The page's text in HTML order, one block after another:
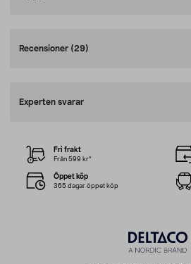
Recensioner (29)
Experten svarar
Fri frakt
Från 599 kr*
Öppet köp
365 dagar öppet köp